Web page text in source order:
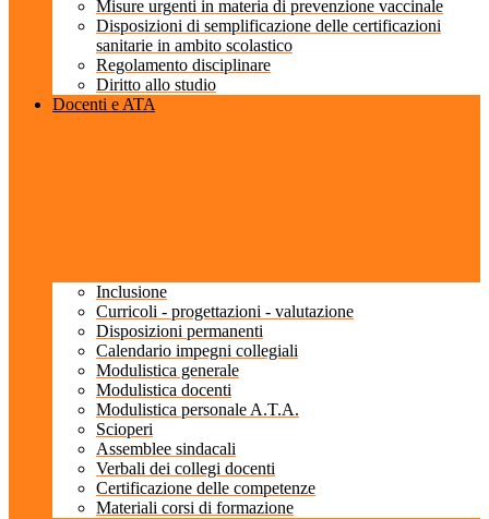
Misure urgenti in materia di prevenzione vaccinale
Disposizioni di semplificazione delle certificazioni
sanitarie in ambito scolastico
Regolamento disciplinare
Diritto allo studio
Docenti e ATA
Inclusione
Curricoli - progettazioni - valutazione
Disposizioni permanenti
Calendario impegni collegiali
Modulistica generale
Modulistica docenti
Modulistica personale A.T.A.
Scioperi
Assemblee sindacali
Verbali dei collegi docenti
Certificazione delle competenze
Materiali corsi di formazione